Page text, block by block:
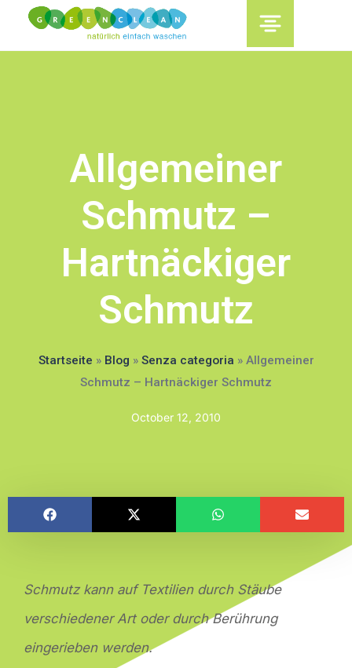
content
Allgemeiner
Schmutz –
Hartnäckiger
Schmutz
Startseite » Blog » Senza categoria » Allgemeiner
Schmutz – Hartnäckiger Schmutz
October 12, 2010
Schmutz kann auf Textilien durch Stäube
verschiedener Art oder durch Berührung
eingerieben werden.